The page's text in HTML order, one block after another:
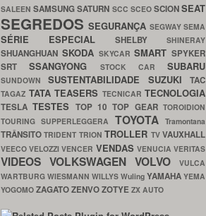
SALEENSAMSUNGSATURN SCC SCEO SCIONSEAT
SEGREDOSSEGURANÇA SEGWAYSEMA
SÉRIE ESPECIAL SHELBY SHINERAY
SHUANGHUAN SKODA SKYCARSMART SPYKER
SRTSSANGYONG STOCK CAR SUBARU
SUNDOWNSUSTENTABILIDADE SUZUKITAC
TAGAZ TATA TEASERS TECNICAR TECNOLOGIA
TESLATESTES TOP 10TOP GEARTOROIDION
TOURING SUPPERLEGGERA TOYOTATramontana
TRÂNSITOTRIDENT TRIONTROLLER TVVAUXHALL
VEECOVELOZZIVENCER VENDAS VENUCIAVERITAS
VIDEOS VOLKSWAGEN VOLVO
VULCA
WARTBURG WIESMANN WILLYS Wuling YAMAHA YEMA
YOGOMO ZAGATOZENVOZOTYE ZX AUTO